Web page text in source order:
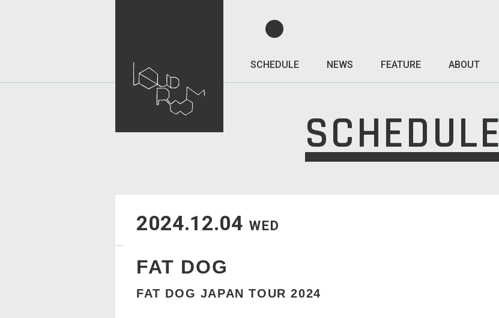
SCHEDULE NEWS FEATURE ABOUT
SCHEDULE
2024.12.04 WED
FAT DOG
FAT DOG JAPAN TOUR 2024